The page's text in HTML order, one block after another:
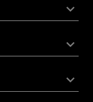


